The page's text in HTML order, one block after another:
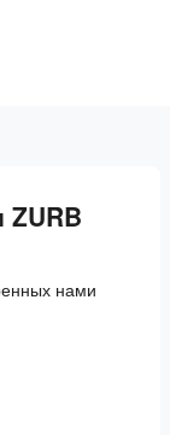
ZURB
нами